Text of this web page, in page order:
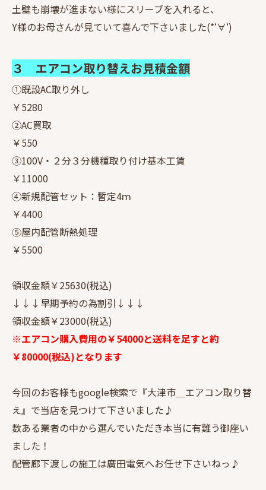
土壁も崩壊が進まない様にスリーブを入れると、
Y様のお母さんが見ていて喜んで下さいました(*‘∀‘)
３ エアコン取り替えお見積金額
①既設AC取り外し
￥5280
②AC買取
￥550
③100V・２分３分機種取り付け基本工賃
￥11000
④新規配管セット：暫定4ｍ
￥4400
⑤屋内配管断熱処理
￥5500
領収金額￥25630(税込)
↓↓↓早期予約の為割引↓↓↓
領収金額￥23000(税込)
※エアコン購入費用の￥54000と送料を足すと約
￥80000(税込)となります
今回のお客様もgoogle検索で『大津市＿エアコン取り替
え』で当店を見つけて下さいました♪
数ある業者の中から選んでいただき本当に有難う御座い
ました！
配管廊下渡しの施工は廣田電気へお任せ下さいねっ♪